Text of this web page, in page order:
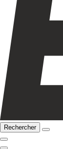
Rechercher